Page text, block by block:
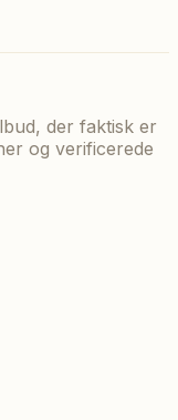
der faktisk er
og verificerede